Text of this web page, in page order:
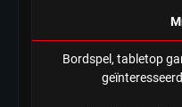
Bordspel, tabletop